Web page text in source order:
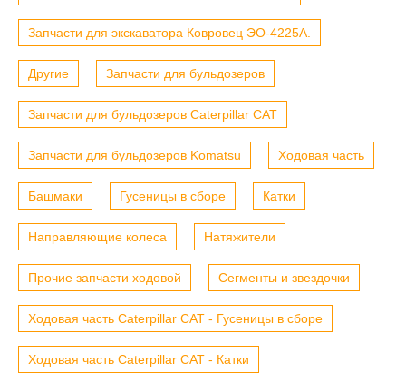
Запчасти для экскаватора Ковровец ЭО-4225А.
Другие Запчасти для бульдозеров
Запчасти для бульдозеров Caterpillar CAT
Запчасти для бульдозеров Komatsu Ходовая часть
Башмаки Гусеницы в сборе Катки
Направляющие колеса Натяжители
Прочие запчасти ходовой Сегменты и звездочки
Ходовая часть Caterpillar CAT - Гусеницы в сборе
Ходовая часть Caterpillar CAT - Катки